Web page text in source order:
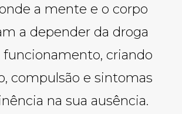
a mente e o corpo
a depender da droga
funcionamento, criando
compulsão e sintomas
na sua ausência.